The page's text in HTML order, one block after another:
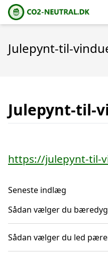
Julepynt-til-
Julepynt-til-
https://julepynt-til-
Seneste indlæg
Sådan vælger du
Sådan vælger du led